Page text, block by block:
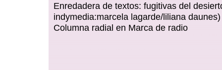
Enredadera de textos: fugitivas del
indymedia:marcela lagarde/liliana daunes)
Columna radial en Marca de radio